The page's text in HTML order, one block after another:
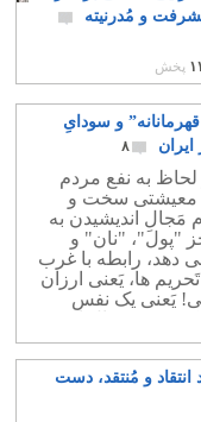
و مُدرنیته
پخش
و سودایِ
۸
به نفع مردم
معیشتی سخت و
اندیشیدن به
"پول"، "نان" و
دهد، رابطه با غرب
ها، یَعنی ارزان
یَعنی یک نفس
که هشت سال است
و مُنتقد، دست